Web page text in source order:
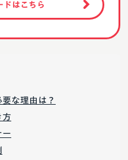
ドはこちら
な理由は？
方
ー